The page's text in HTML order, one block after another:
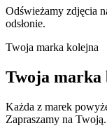
Odświeżamy zdjęcia
odsłonie.
Twoja marka kolejna
Twoja marka
Każda z marek
Zapraszamy na Twoją.